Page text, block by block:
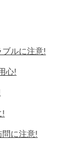
ルに注意!
心!
!
に注意!